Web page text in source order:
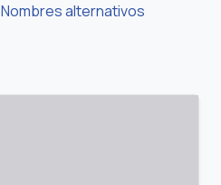
Nombres alternativos